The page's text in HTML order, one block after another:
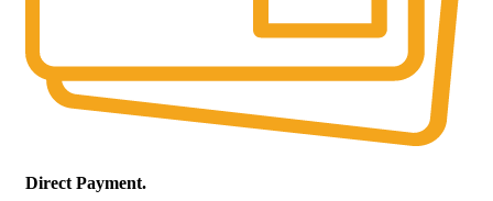
Direct Payment.